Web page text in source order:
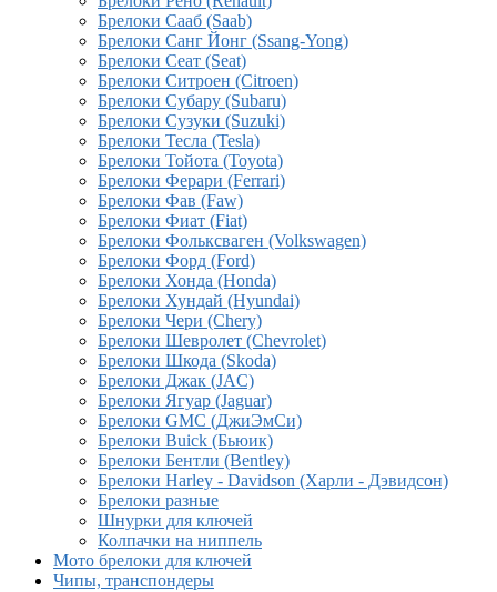
Брелоки Сааб (Saab)
Брелоки Санг Йонг (Ssang-Yong)
Брелоки Сеат (Seat)
Брелоки Ситроен (Citroen)
Брелоки Субару (Subaru)
Брелоки Сузуки (Suzuki)
Брелоки Тесла (Tesla)
Брелоки Тойота (Toyota)
Брелоки Ферари (Ferrari)
Брелоки Фав (Faw)
Брелоки Фиат (Fiat)
Брелоки Фольксваген (Volkswagen)
Брелоки Форд (Ford)
Брелоки Хонда (Honda)
Брелоки Хундай (Hyundai)
Брелоки Чери (Chery)
Брелоки Шевролет (Chevrolet)
Брелоки Шкода (Skoda)
Брелоки Джак (JAC)
Брелоки Ягуар (Jaguar)
Брелоки GMC (ДжиЭмСи)
Брелоки Buick (Бьюик)
Брелоки Бентли (Bentley)
Брелоки Harley - Davidson (Харли - Дэвидсон)
Брелоки разные
Шнурки для ключей
Колпачки на ниппель
Мото брелоки для ключей
Чипы, транспондеры